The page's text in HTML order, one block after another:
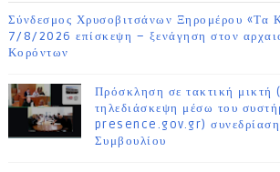
Σύνδεσμος Χρυσοβιτσάνων Ξηρομέρου «Τα
7/8/2026 επίσκεψη – ξενάγηση στον
Κορόντων
Πρόσκληση σε τακτική μικτή
τηλεδιάσκεψη μέσω του
presence.gov.gr)
Συμβουλίου